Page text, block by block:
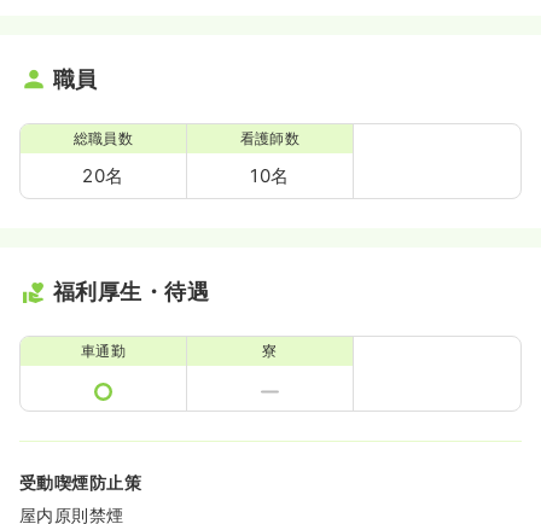
職員
総職員数
20名
看護師数
10名
福利厚生・待遇
車通勤 寮
受動喫煙防止策
屋内原則禁煙